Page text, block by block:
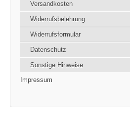
Versandkosten
Widerrufsbelehrung
Widerrufsformular
Datenschutz
Sonstige Hinweise
Impressum